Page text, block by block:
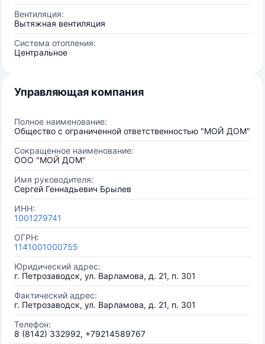
Вентиляция:
Вытяжная вентиляция
Система отопления:
Центральное
Управляющая компания
Полное наименование:
Общество с ограниченной ответственностью "МОЙ ДОМ"
Сокращенное наименование:
ООО "МОЙ ДОМ"
Имя руководителя:
Сергей Геннадьевич Брылев
ИНН:
1001279741
ОГРН:
1141001000755
Юридический адрес:
г. Петрозаводск, ул. Варламова, д. 21, п. 301
Фактический адрес:
г. Петрозаводск, ул. Варламова, д. 21, п. 301
Телефон:
8 (8142) 332992, +79214589767